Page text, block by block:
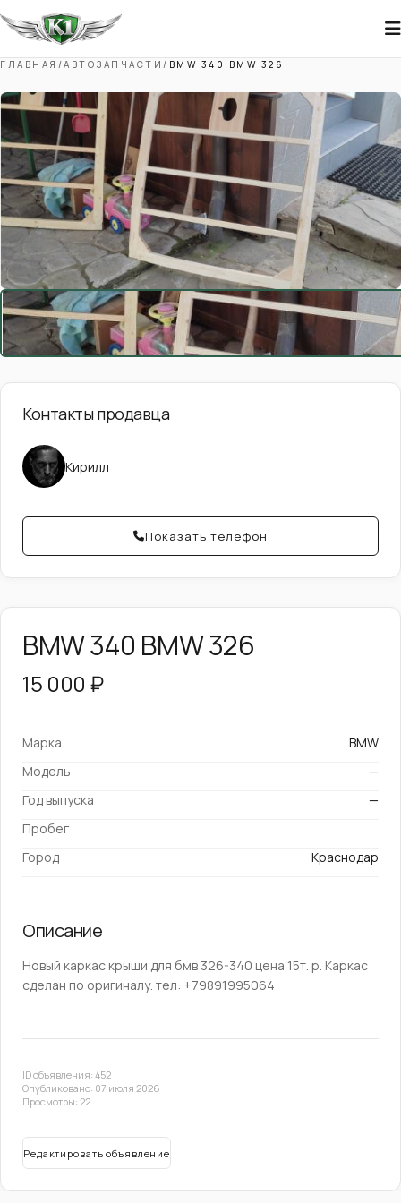
ГЛАВНАЯ /АВТОЗАПЧАСТИ / BMW 340 BMW 326
Контакты продавца
Кирилл
Показать телефон
BMW 340 BMW 326
15 000 ₽
Марка
BMW
Модель
—
Год выпуска
—
Пробег
Город
Краснодар
Описание
Новый каркас крыши для бмв 326-340 цена 15т. р. Каркас
сделан по оригиналу. тел: +79891995064
ID объявления: 452
Опубликовано: 07 июля 2026
Просмотры: 22
Редактировать объявление